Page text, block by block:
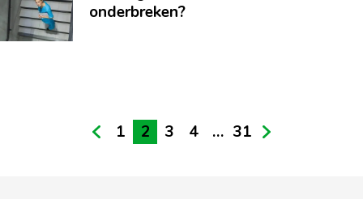
onderbreken?
prev 1 2 3 4 … 31 next